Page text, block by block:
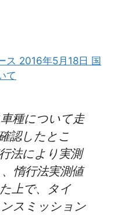
2016年5月18日 国
て
種について走
認したとこ
法により実測
惰行法実測値
上で、タイ
スミッション